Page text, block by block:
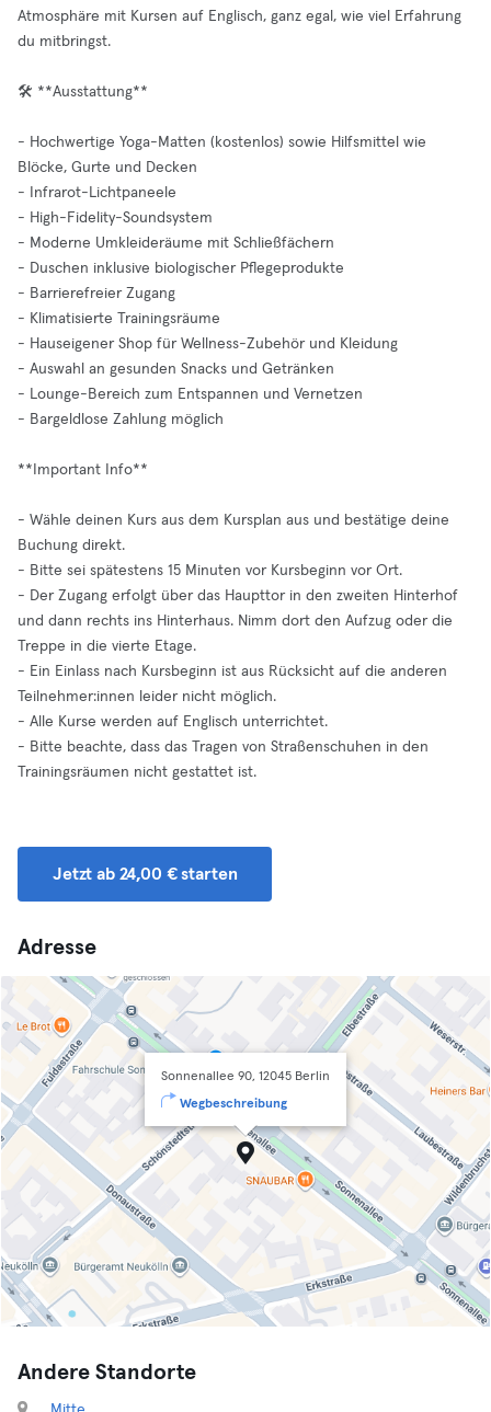
Atmosphäre mit Kursen auf Englisch, ganz egal, wie viel Erfahrung
du mitbringst.
🛠️ **Ausstattung**
- Hochwertige Yoga-Matten (kostenlos) sowie Hilfsmittel wie
Blöcke, Gurte und Decken
- Infrarot-Lichtpaneele
- High-Fidelity-Soundsystem
- Moderne Umkleideräume mit Schließfächern
- Duschen inklusive biologischer Pflegeprodukte
- Barrierefreier Zugang
- Klimatisierte Trainingsräume
- Hauseigener Shop für Wellness-Zubehör und Kleidung
- Auswahl an gesunden Snacks und Getränken
- Lounge-Bereich zum Entspannen und Vernetzen
- Bargeldlose Zahlung möglich
**Important Info**
- Wähle deinen Kurs aus dem Kursplan aus und bestätige deine
Buchung direkt.
- Bitte sei spätestens 15 Minuten vor Kursbeginn vor Ort.
- Der Zugang erfolgt über das Haupttor in den zweiten Hinterhof
und dann rechts ins Hinterhaus. Nimm dort den Aufzug oder die
Treppe in die vierte Etage.
- Ein Einlass nach Kursbeginn ist aus Rücksicht auf die anderen
Teilnehmer:innen leider nicht möglich.
- Alle Kurse werden auf Englisch unterrichtet.
- Bitte beachte, dass das Tragen von Straßenschuhen in den
Trainingsräumen nicht gestattet ist.
Jetzt ab 24,00 € starten
Adresse
Sonnenallee 90, 12045 Berlin
Wegbeschreibung
Andere Standorte